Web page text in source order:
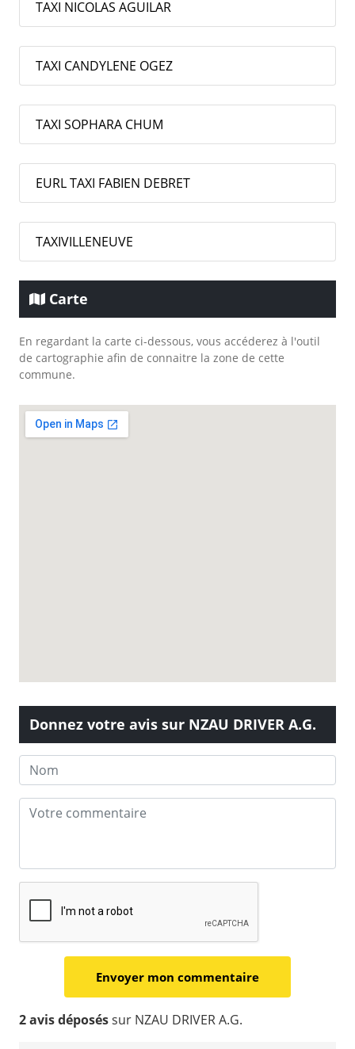
TAXI NICOLAS AGUILAR
TAXI CANDYLENE OGEZ
TAXI SOPHARA CHUM
EURL TAXI FABIEN DEBRET
TAXIVILLENEUVE
Carte
En regardant la carte ci-dessous, vous accéderez à l'outil
de cartographie afin de connaitre la zone de cette
commune.
Donnez votre avis sur NZAU DRIVER A.G.
2 avis déposéssur NZAU DRIVER A.G.